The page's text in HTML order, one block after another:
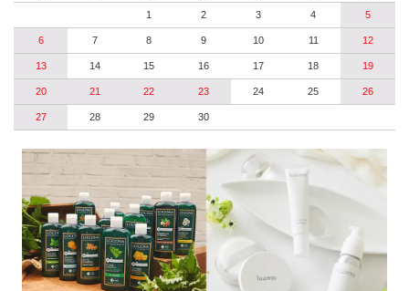
1 2 3 4 5
6 7 8 9 10 11 12
13 14 15 16 17 18 19
20 21 22 23 24 25 26
27 28 29 30